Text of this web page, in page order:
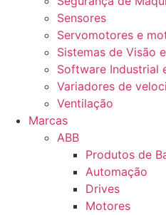
Sensores
Servomotores e
Sistemas de Visão
Software Industrial
Variadores de
Ventilação
Marcas
ABB
Produtos de
Automação
Drives
Motores